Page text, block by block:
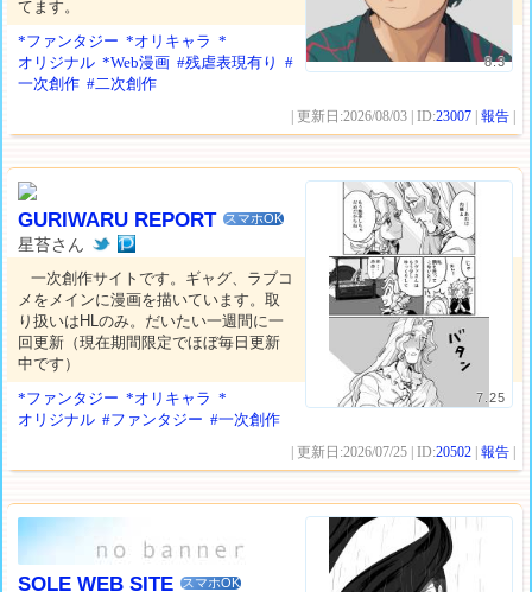
8.3
てます。
*ファンタジー *オリキャラ *
オリジナル *Web漫画 #残虐表現有り
#
一次創作 #二次創作
| 更新日:2026/08/03 | ID:23007 |報告
7.25
GURIWARU REPORT スマホOK
星苔さん
一次創作サイトです。ギャグ、ラブコ
メをメインに漫画を描いています。取
り扱いはHLのみ。だいたい一週間に一
回更新（現在期間限定でほぼ毎日更新
中です）
*ファンタジー *オリキャラ *
オリジナル #ファンタジー #一次創作
| 更新日:2026/07/25 | ID:20502 |報告
SOLE WEB SITE スマホOK